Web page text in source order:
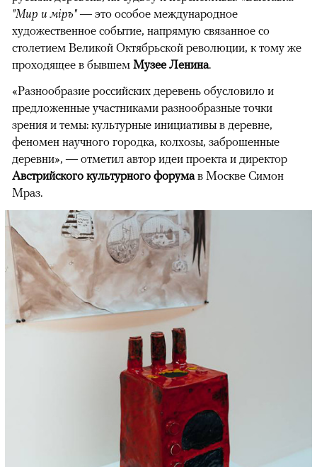
"Мир и мiръ"— это особое международное
художественное событие, напрямую связанное со
столетием Великой Октябрьской революции, к тому же
проходящее в бывшем Музее Ленина.
«Разнообразие российских деревень обусловило и
предложенные участниками разнообразные точки
зрения и темы: культурные инициативы в деревне,
феномен научного городка, колхозы, заброшенные
деревни», — отметил автор идеи проекта и директор
Австрийского культурного форумав Москве Симон
Мраз.